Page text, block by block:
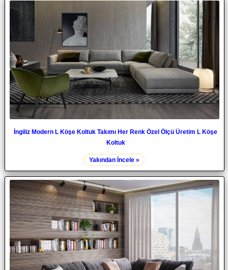
İngiliz Modern L Köşe Koltuk Takımı Her Renk Özel Ölçü Üretim L Köşe
Koltuk
Yakından İncele »